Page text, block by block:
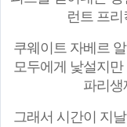
런트 프
쿠웨이트 자베르
모두에게 낯설지
파리생
그래서 시간이 지